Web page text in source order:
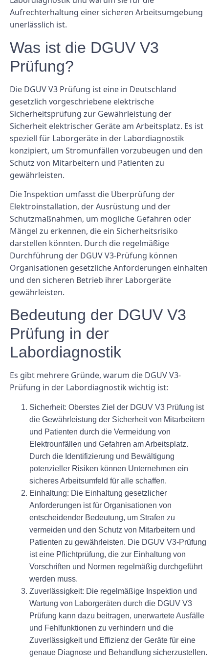
Aufrechterhaltung einer sicheren Arbeitsumgebung
unerlässlich ist.
Was ist die DGUV V3
Prüfung?
Die DGUV V3 Prüfung ist eine in Deutschland
gesetzlich vorgeschriebene elektrische
Sicherheitsprüfung zur Gewährleistung der
Sicherheit elektrischer Geräte am Arbeitsplatz. Es ist
speziell für Laborgeräte in der Labordiagnostik
konzipiert, um Stromunfällen vorzubeugen und den
Schutz von Mitarbeitern und Patienten zu
gewährleisten.
Die Inspektion umfasst die Überprüfung der
Elektroinstallation, der Ausrüstung und der
Schutzmaßnahmen, um mögliche Gefahren oder
Mängel zu erkennen, die ein Sicherheitsrisiko
darstellen könnten. Durch die regelmäßige
Durchführung der DGUV V3-Prüfung können
Organisationen gesetzliche Anforderungen einhalten
und den sicheren Betrieb ihrer Laborgeräte
gewährleisten.
Bedeutung der DGUV V3
Prüfung in der
Labordiagnostik
Es gibt mehrere Gründe, warum die DGUV V3-
Prüfung in der Labordiagnostik wichtig ist:
Sicherheit: Oberstes Ziel der DGUV V3 Prüfung ist
die Gewährleistung der Sicherheit von Mitarbeitern
und Patienten durch die Vermeidung von
Elektrounfällen und Gefahren am Arbeitsplatz.
Durch die Identifizierung und Bewältigung
potenzieller Risiken können Unternehmen ein
sicheres Arbeitsumfeld für alle schaffen.
Einhaltung: Die Einhaltung gesetzlicher
Anforderungen ist für Organisationen von
entscheidender Bedeutung, um Strafen zu
vermeiden und den Schutz von Mitarbeitern und
Patienten zu gewährleisten. Die DGUV V3-Prüfung
ist eine Pflichtprüfung, die zur Einhaltung von
Vorschriften und Normen regelmäßig durchgeführt
werden muss.
Zuverlässigkeit: Die regelmäßige Inspektion und
Wartung von Laborgeräten durch die DGUV V3
Prüfung kann dazu beitragen, unerwartete Ausfälle
und Fehlfunktionen zu verhindern und die
Zuverlässigkeit und Effizienz der Geräte für eine
genaue Diagnose und Behandlung sicherzustellen.